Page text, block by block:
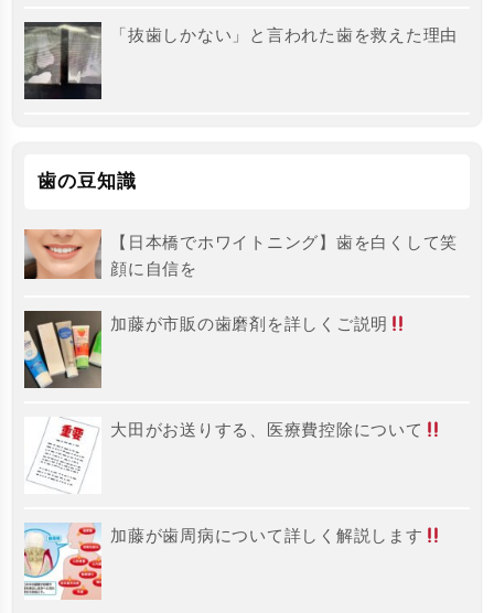
「抜歯しかない」と言われた歯を救えた理由
歯の豆知識
【日本橋でホワイトニング】歯を白くして笑
顔に自信を
加藤が市販の歯磨剤を詳しくご説明
大田がお送りする、医療費控除について
加藤が歯周病について詳しく解説します